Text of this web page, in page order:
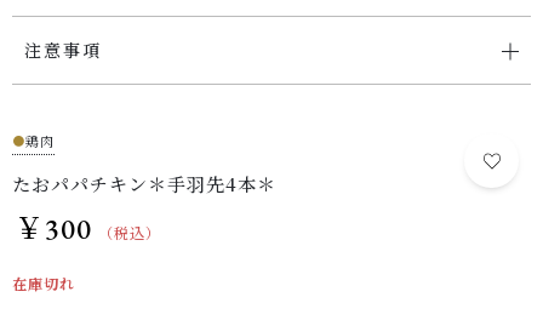
注意事項
●鶏肉
たおパパチキン＊手羽先4本＊
￥300 （税込）
在庫切れ